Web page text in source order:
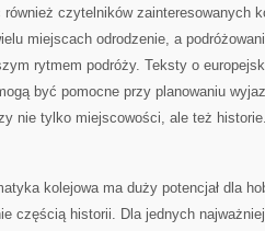
czytelników zainteresowanych
miejscach odrodzenie, a
rytmem podróży. Teksty o
być pomocne przy planowaniu
nie tylko miejscowości, ale też
kolejowa ma duży potencjał dla
częścią historii. Dla jednych